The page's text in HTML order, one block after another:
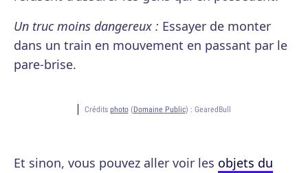
Un truc moins dangereux : Essayer de monter
dans un train en mouvement en passant par le
pare-brise.
Crédits photo(Domaine Public) : GearedBull
Et sinon, vous pouvez aller voir les objets du